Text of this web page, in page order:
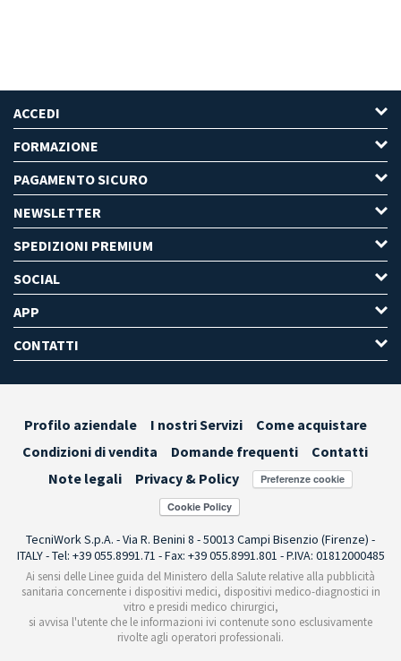
ACCEDI
FORMAZIONE
PAGAMENTO SICURO
NEWSLETTER
SPEDIZIONI PREMIUM
SOCIAL
APP
CONTATTI
Profilo aziendale I nostri Servizi
Come acquistare
Condizioni di vendita
Domande frequenti
Contatti
Note legali
Privacy & Policy Preferenze cookie
TecniWork S.p.A. - Via R. Benini 8 - 50013 Campi Bisenzio (Firenze) -
ITALY - Tel: +39 055.8991.71 - Fax: +39 055.8991.801 - P.IVA: 01812000485
Ai sensi delle Linee guida del Ministero della Salute relative alla pubblicità
sanitaria concernente i dispositivi medici, dispositivi medico-diagnostici in
vitro e presidi medico chirurgici,
si avvisa l'utente che le informazioni ivi contenute sono esclusivamente
rivolte agli operatori professionali.